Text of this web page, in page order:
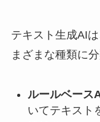
テキスト生成AI
まざまな種類に
ルールベース
いてテキスト